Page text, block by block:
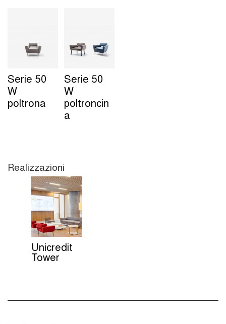
Serie 50
W
poltrona
Serie 50
W
poltroncin
a
Realizzazioni
Unicredit
Tower